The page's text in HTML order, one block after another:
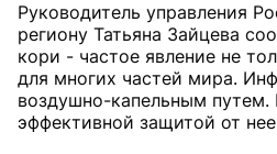
Руководитель управления
региону Татьяна Зайцева
кори - частое явление не
для многих частей мира.
воздушно-капельным путем.
эффективной защитой от